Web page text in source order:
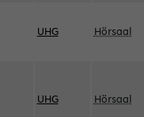
UHG Hörsaal
UHG Hörsaal